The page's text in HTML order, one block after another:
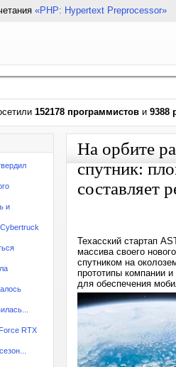
«PHP: Hypertext Preprocessor»
152178 программистов и 9388
и
RTX
На орбите
спутник:
составляет
Техасский стартап
массива своего
спутником на
прототипы компании
для обеспечения